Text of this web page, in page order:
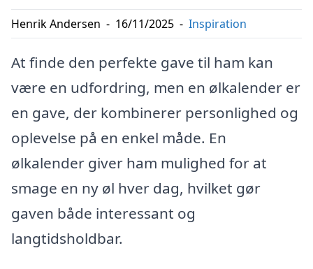
Henrik Andersen - 16/11/2025 - Inspiration
At finde den perfekte gave til ham kan
være en udfordring, men en ølkalender er
en gave, der kombinerer personlighed og
oplevelse på en enkel måde. En
ølkalender giver ham mulighed for at
smage en ny øl hver dag, hvilket gør
gaven både interessant og
langtidsholdbar.